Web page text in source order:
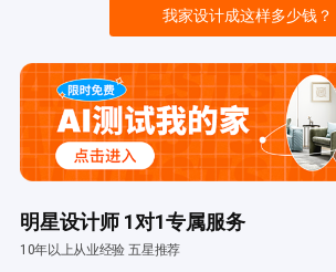
我家设计成这样多少钱？
明星设计师 1对1专属服务
10年以上从业经验 五星推荐